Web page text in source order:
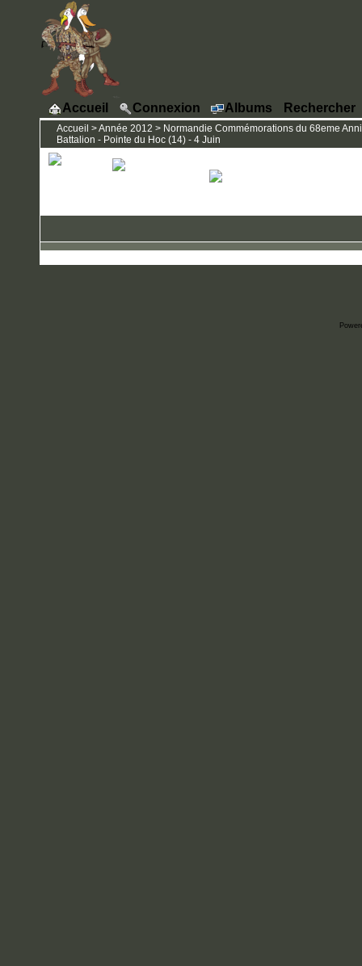
Accueil Connexion Albums Rechercher
Accueil >Année 2012 > Normandie Commémorations du 68eme
Battalion - Pointe du Hoc (14) - 4 Juin